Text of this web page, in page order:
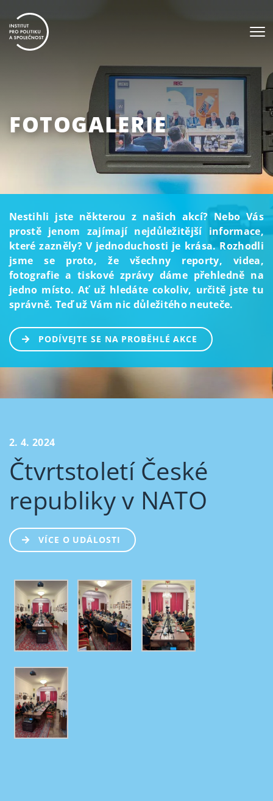
FOTOGALERIE
Nestihli jste některou z našich akcí? Nebo Vás
prostě jenom zajímají nejdůležitější informace,
které zazněly? V jednoduchosti je krása. Rozhodli
jsme se proto, že všechny reporty, videa,
fotografie a tiskové zprávy dáme přehledně na
jedno místo. Ať už hledáte cokoliv, určitě jste tu
správně. Teď už Vám nic důležitého neuteče.
PODÍVEJTE SE NA PROBĚHLÉ AKCE
2. 4. 2024
Čtvrtstoletí České
republiky v NATO
VÍCE O UDÁLOSTI